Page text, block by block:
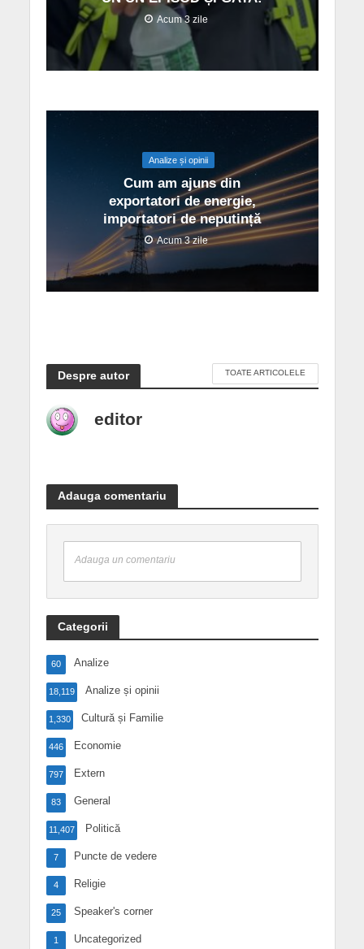
Acum 3 zile
Analize și opinii
Cum am ajuns din
exportatori de energie,
importatori de neputință
Acum 3 zile
Despre autor TOATE ARTICOLELE
editor
Adauga comentariu
Adauga un comentariu
Categorii
Analize
60
Analize și opinii
18,119
Cultură și Familie
1,330
Economie
446
Extern
797
General
83
Politică
11,407
Puncte de vedere
7
Religie
4
Speaker's corner
25
Uncategorized
1